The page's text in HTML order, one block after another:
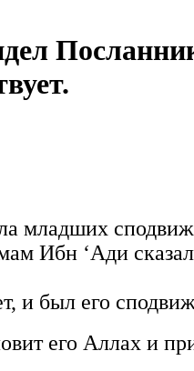
младших
Ибн ‘Ади
и был его
его Аллах и